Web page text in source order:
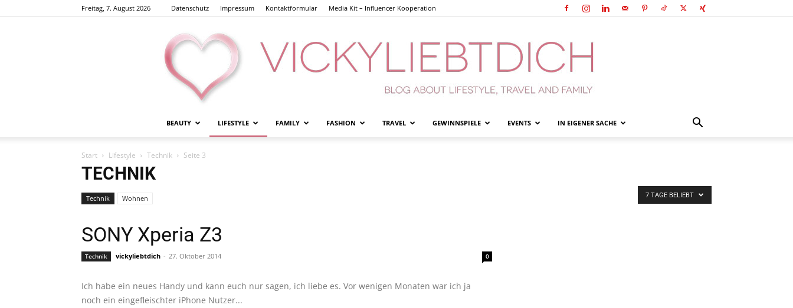
Freitag, 7. August 2026 Datenschutz Impressum Kontaktformular Media Kit – Influencer Kooperation
BEAUTY LIFESTYLE FAMILY FASHION TRAVEL GEWINNSPIELE EVENTS IN EIGENER SACHE
Start Lifestyle Technik Seite 3
TECHNIK
Technik Wohnen 7 TAGE BELIEBT
SONY Xperia Z3
Technik vickyliebtdich - 27. Oktober 2014 0
Ich habe ein neues Handy und kann euch nur sagen, ich liebe es. Vor wenigen Monaten war ich ja
noch ein eingefleischter iPhone Nutzer...